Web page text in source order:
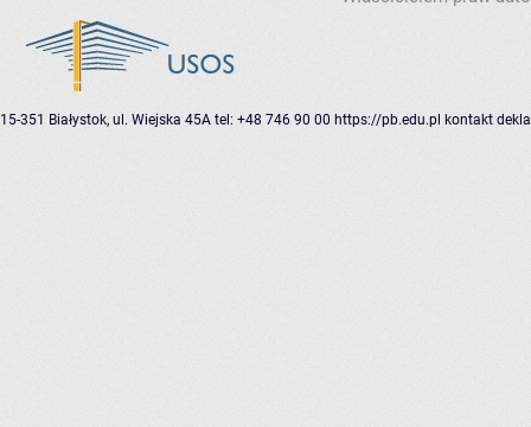
15-351 Białystok, ul. Wiejska 45A tel: +48 746 90 00 https://pb.edu.pl kontakt